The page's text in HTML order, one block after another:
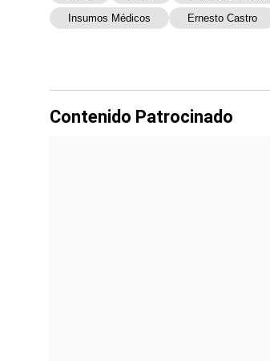
Insumos Médicos Ernesto Castro
Contenido Patrocinado